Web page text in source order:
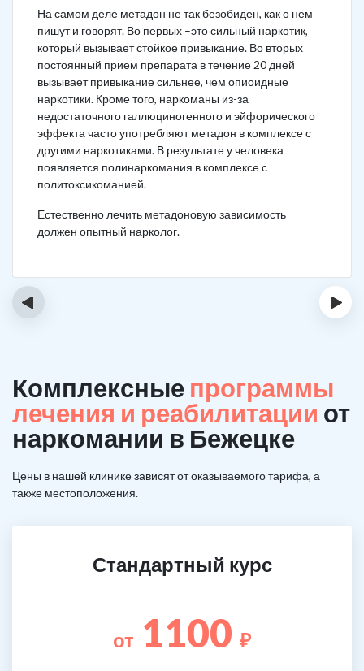
На самом деле метадон не так безобиден, как о нем
пишут и говорят. Во первых –это сильный наркотик,
который вызывает стойкое привыкание. Во вторых
постоянный прием препарата в течение 20 дней
вызывает привыкание сильнее, чем опиоидные
наркотики. Кроме того, наркоманы из-за
недостаточного галлюциногенного и эйфорического
эффекта часто употребляют метадон в комплексе с
другими наркотиками. В результате у человека
появляется полинаркомания в комплексе с
политоксикоманией.
Естественно лечить метадоновую зависимость
должен опытный нарколог.
‹ ›
Комплексные программы
лечения и реабилитации от
наркомании в Бежецке
Цены в нашей клинике зависят от оказываемого тарифа, а
также местоположения.
Стандартный курс
от 1100 ₽